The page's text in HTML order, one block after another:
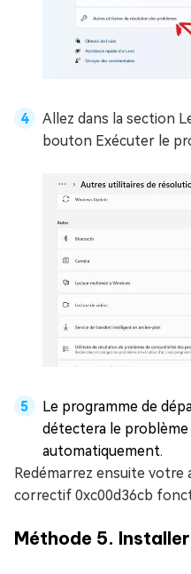
Allez dans la section
bouton Exécuter le
Le programme de
détectera le
automatiquement.
Redémarrez ensuite votre
correctif 0xc00d36cb
Méthode 5.